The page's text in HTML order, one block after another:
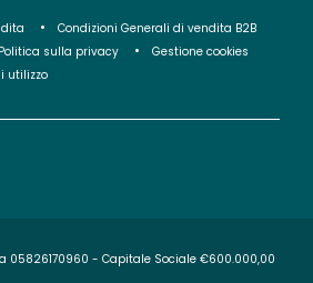
Condizioni Generali di vendita B2B
Politica sulla privacy
Gestione cookies
utilizzo
05826170960 - Capitale Sociale €600.000,00